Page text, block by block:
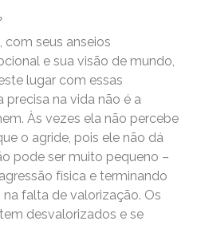
com seus anseios
e sua visão de mundo,
lugar com essas
precisa na vida não é a
Às vezes ela não percebe
o agride, pois ele não dá
pode ser muito pequeno –
física e terminando
falta de valorização. Os
desvalorizados e se